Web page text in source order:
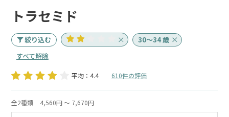
トラセミド
絞り込む
30～34 歳
すべて解除
平均：4.4 610件の評価
全2種類 4,560円 ～ 7,670円